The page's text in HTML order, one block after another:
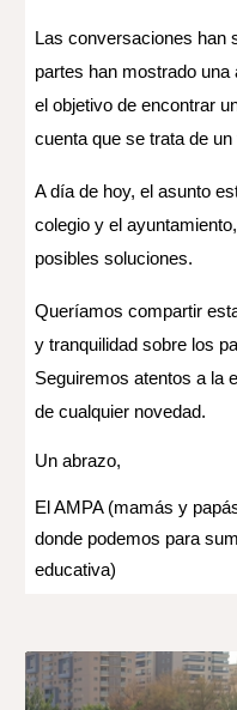
Las conversaciones han
partes han mostrado
el objetivo de encontrar
cuenta que se trata de
A día de hoy, el asunto
colegio y el
posibles soluciones.
Queríamos compartir
y tranquilidad sobre los
Seguiremos atentos a la
de cualquier novedad.
Un abrazo,
El AMPA (mamás y
donde podemos para
educativa)